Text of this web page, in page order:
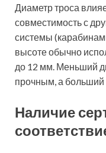
Диаметр троса
совместимость с
системы
высоте обычно
до 12 мм. Меньший
прочным, а больший
Наличие